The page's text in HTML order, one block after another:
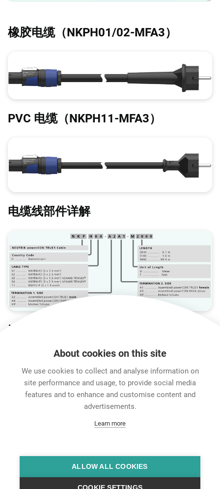
橡胶电缆（NKPH01/02-MFA3）
PVC 电缆（NKPH11-MFA3）
电缆线部件详解
连接场景
特征和性能 下载
About cookies on this site
We use cookies to collect and analyse information on
site performance and usage, to provide social media
features and to enhance and customise content and
advertisements.
Learn more
ALLOW ALL COOKIES